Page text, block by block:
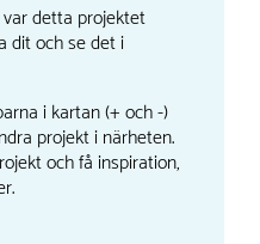
detta projektet
dit och se det i
i kartan (+ och -)
projekt i närheten.
och få inspiration,